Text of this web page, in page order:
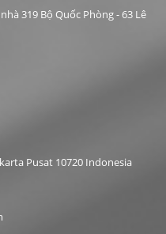
319 Bộ Quốc Phòng - 63 Lê
Pusat 10720 Indonesia